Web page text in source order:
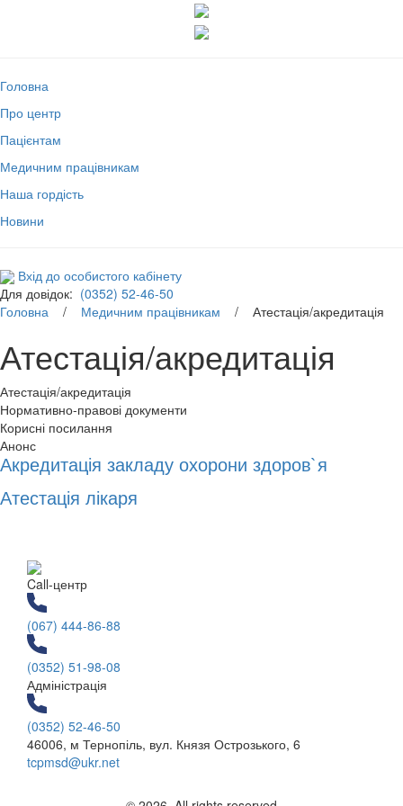
Головна
Про центр
Пацієнтам
Медичним працівникам
Наша гордість
Новини
Вхід до особистого кабінету
Для довідок: (0352) 52-46-50
Головна / Медичним працівникам / Атестація/акредитація
Атестація/акредитація
Атестація/акредитація
Нормативно-правові документи
Корисні посилання
Анонс
Акредитація закладу охорони здоров`я
Атестація лікаря
Call-центр
(067) 444-86-88
(0352) 51-98-08
Адміністрація
(0352) 52-46-50
46006, м Тернопіль, вул. Князя Острозького, 6
tcpmsd@ukr.net